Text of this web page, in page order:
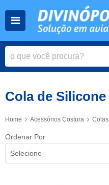
Cola de Silicone
Home Acessórios Costura Colas
Ordenar Por
Selecione